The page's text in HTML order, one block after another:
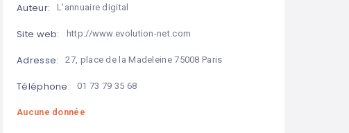
Auteur: L'annuaire digital
Site web: http://www.evolution-net.com
Adresse: 27, place de la Madeleine 75008 Paris
Téléphone: 01 73 79 35 68
Aucune donnée